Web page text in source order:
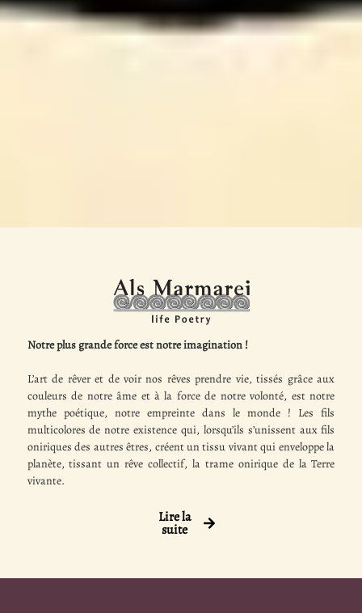
Notre plus grande force est notre imagination !
L’art de rêver et de voir nos rêves prendre vie, tissés grâce aux
couleurs de notre âme et à la force de notre volonté, est notre
mythe poétique, notre empreinte dans le monde ! Les fils
multicolores de notre existence qui, lorsqu’ils s’unissent aux fils
oniriques des autres êtres, créent un tissu vivant qui enveloppe la
planète, tissant un rêve collectif, la trame onirique de la Terre
vivante.
Lire la
suite